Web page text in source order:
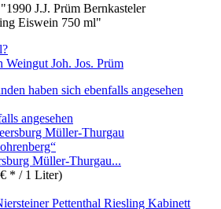
J.J. Prüm Bernkasteler
Eiswein 750 ml"
Joh. Jos. Prüm
haben sich ebenfalls angesehen
angesehen
Müller-Thurgau...
* / 1 Liter)